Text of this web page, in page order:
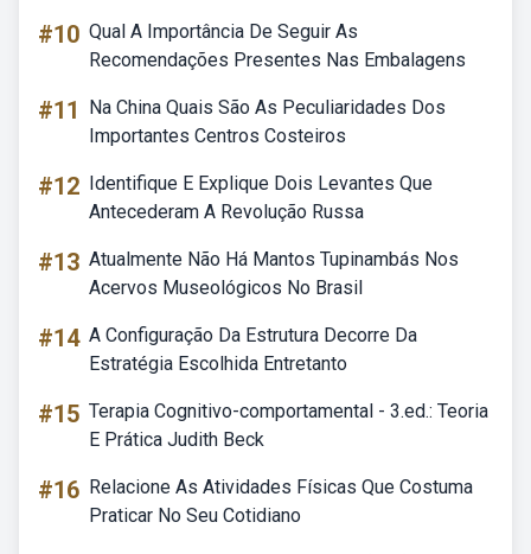
#10 Qual A Importância De Seguir As
Recomendações Presentes Nas Embalagens
#11
Na China Quais São As Peculiaridades Dos
Importantes Centros Costeiros
#12 Identifique E Explique Dois Levantes Que
Antecederam A Revolução Russa
#13 Atualmente Não Há Mantos Tupinambás Nos
Acervos Museológicos No Brasil
#14 A Configuração Da Estrutura Decorre Da
Estratégia Escolhida Entretanto
#15 Terapia Cognitivo-comportamental - 3.ed.: Teoria
E Prática Judith Beck
#16 Relacione As Atividades Físicas Que Costuma
Praticar No Seu Cotidiano